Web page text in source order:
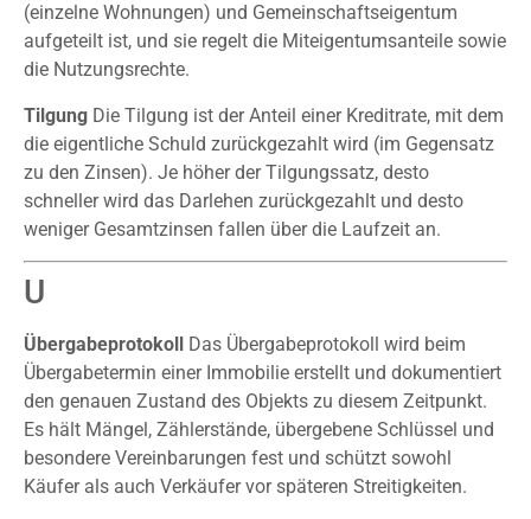
(einzelne Wohnungen) und Gemeinschaftseigentum
aufgeteilt ist, und sie regelt die Miteigentumsanteile sowie
die Nutzungsrechte.
Tilgung Die Tilgung ist der Anteil einer Kreditrate, mit dem
die eigentliche Schuld zurückgezahlt wird (im Gegensatz
zu den Zinsen). Je höher der Tilgungssatz, desto
schneller wird das Darlehen zurückgezahlt und desto
weniger Gesamtzinsen fallen über die Laufzeit an.
U
Übergabeprotokoll Das Übergabeprotokoll wird beim
Übergabetermin einer Immobilie erstellt und dokumentiert
den genauen Zustand des Objekts zu diesem Zeitpunkt.
Es hält Mängel, Zählerstände, übergebene Schlüssel und
besondere Vereinbarungen fest und schützt sowohl
Käufer als auch Verkäufer vor späteren Streitigkeiten.